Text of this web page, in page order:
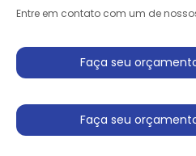
Entre em contato com um de
Faça seu
Faça seu